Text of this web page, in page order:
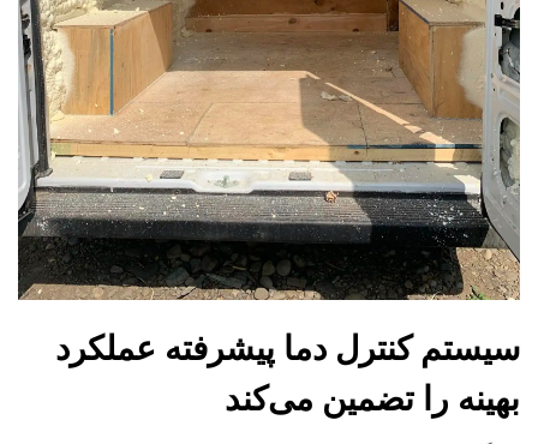
سیستم کنترل دما پیشرفته عملکرد
بهینه را تضمین می‌کند